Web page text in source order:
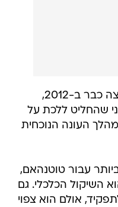
לוי שקל להביא את מויס לקבוצה כבר ב-2012,
שהחליט ללכת על
העונה הנוכחית
עבור טוטנהאם,
השיקול הכלכלי. גם
אולם הוא צפוי